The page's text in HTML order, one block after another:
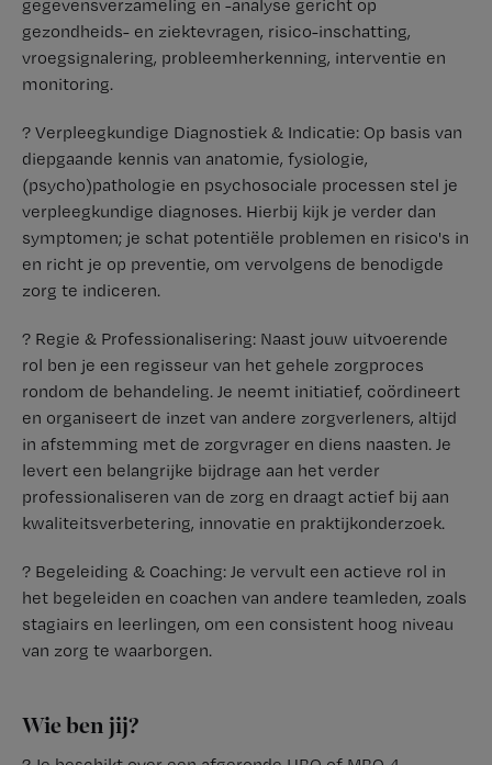
gegevensverzameling en -analyse gericht op
gezondheids- en ziektevragen, risico-inschatting,
vroegsignalering, probleemherkenning, interventie en
monitoring.
? Verpleegkundige Diagnostiek & Indicatie: Op basis van
diepgaande kennis van anatomie, fysiologie,
(psycho)pathologie en psychosociale processen stel je
verpleegkundige diagnoses. Hierbij kijk je verder dan
symptomen; je schat potentiële problemen en risico's in
en richt je op preventie, om vervolgens de benodigde
zorg te indiceren.
? Regie & Professionalisering: Naast jouw uitvoerende
rol ben je een regisseur van het gehele zorgproces
rondom de behandeling. Je neemt initiatief, coördineert
en organiseert de inzet van andere zorgverleners, altijd
in afstemming met de zorgvrager en diens naasten. Je
levert een belangrijke bijdrage aan het verder
professionaliseren van de zorg en draagt actief bij aan
kwaliteitsverbetering, innovatie en praktijkonderzoek.
? Begeleiding & Coaching: Je vervult een actieve rol in
het begeleiden en coachen van andere teamleden, zoals
stagiairs en leerlingen, om een consistent hoog niveau
van zorg te waarborgen.
Wie ben jij?